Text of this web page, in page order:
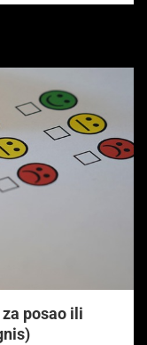
posao ili